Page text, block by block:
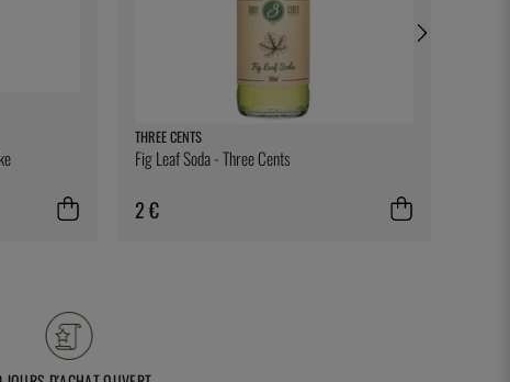
THREE CENTS
Fig Leaf Soda - Three Cents
2 €